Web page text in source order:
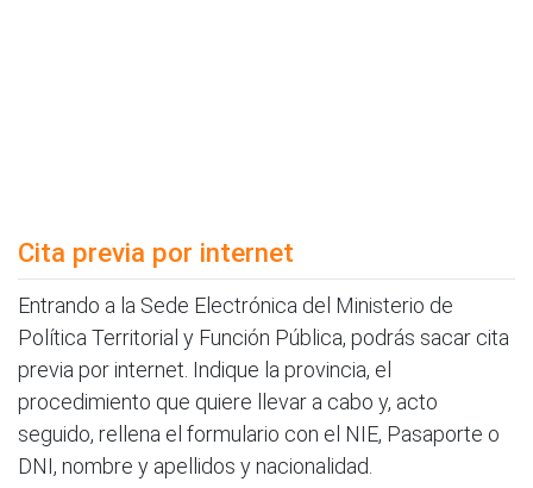
Cita previa por internet
Entrando a la Sede Electrónica del Ministerio de
Política Territorial y Función Pública, podrás sacar cita
previa por internet. Indique la provincia, el
procedimiento que quiere llevar a cabo y, acto
seguido, rellena el formulario con el NIE, Pasaporte o
DNI, nombre y apellidos y nacionalidad.